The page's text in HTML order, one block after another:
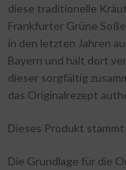
diese traditionelle
Frankfurter Grüne
in den letzten Jahren
Bayern und hält dort
dieser sorgfältig
das Originalrezept
Dieses Produkt
Die Grundlage für die